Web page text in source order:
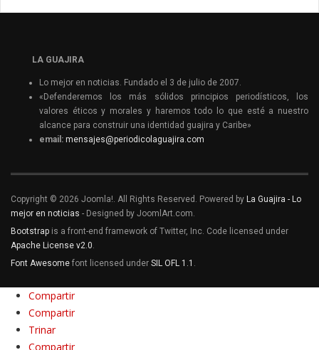
LA GUAJIRA
Lo mejor en noticias. Fundado el 3 de julio de 2007.
«Defenderemos los más sólidos principios periodísticos, los
valores éticos y morales y haremos todo lo que esté a nuestro
alcance para construir una identidad guajira y Caribe»
email: mensajes@periodicolaguajira.com
Copyright © 2026 Joomla!. All Rights Reserved. Powered by La Guajira - Lo
mejor en noticias - Designed by JoomlArt.com.
Bootstrap is a front-end framework of Twitter, Inc. Code licensed under
Apache License v2.0
Font Awesome font licensed under SIL OFL 1.1
Compartir
Compartir
Trinar
Compartir